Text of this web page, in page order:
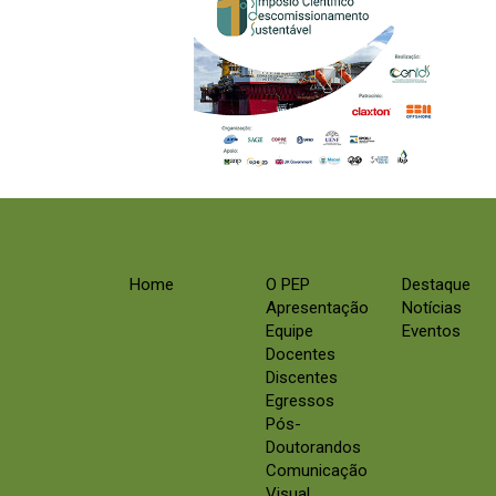
Home
O PEP
Apresentação
Equipe
Docentes
Discentes
Egressos
Pós-
Doutorandos
Comunicação
Destaque
Notícias
Eventos